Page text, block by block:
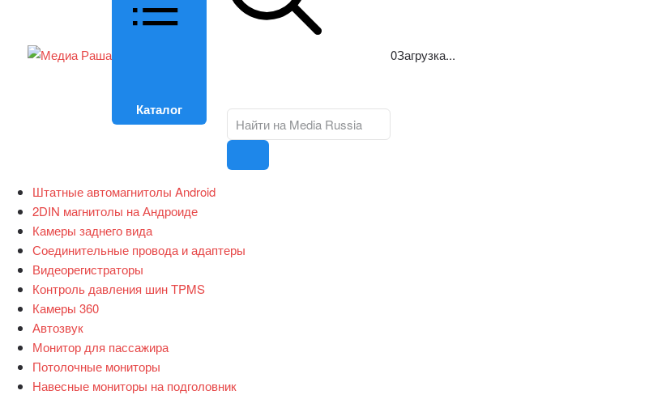
Каталог
0Загрузка...
Штатные автомагнитолы Android
2DIN магнитолы на Андроиде
Камеры заднего вида
Соединительные провода и адаптеры
Видеорегистраторы
Контроль давления шин TPMS
Камеры 360
Автозвук
Монитор для пассажира
Потолочные мониторы
Навесные мониторы на подголовник